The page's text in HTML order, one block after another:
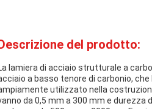
del prodotto:
lamiera di acciaio strutturale a
a basso tenore di carbonio,
utilizzato nella
da 0,5 mm a 300 mm e durezza